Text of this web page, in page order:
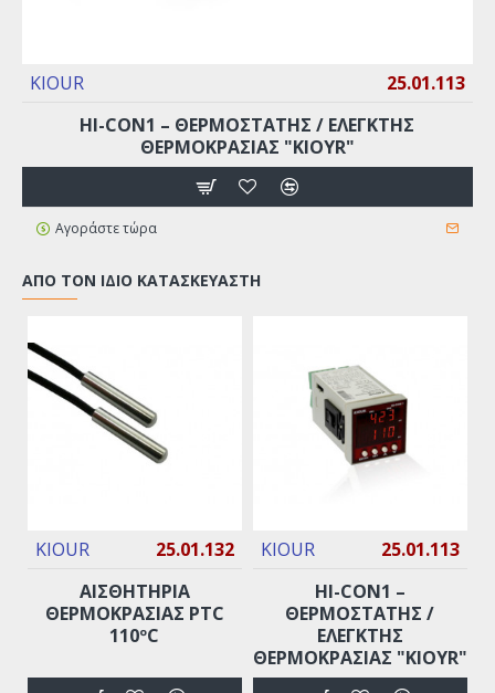
KIOUR
25.01.113
HI-CON1 – ΘΕΡΜΟΣΤΑΤΗΣ / ΕΛΕΓΚΤΗΣ
ΘΕΡΜΟΚΡΑΣΙΑΣ "ΚΙΟΥR"
Αγοράστε τώρα
ΑΠΌ ΤΟΝ ΊΔΙΟ ΚΑΤΑΣΚΕΥΑΣΤΉ
KIOUR
25.01.132
ΑΙΣΘΗΤΗΡΙΑ
ΘΕΡΜΟΚΡΑΣΙΑΣ PTC
110ºC
KIOUR
25.01.113
HI-CON1 –
ΘΕΡΜΟΣΤΑΤΗΣ /
ΕΛΕΓΚΤΗΣ
ΘΕΡΜΟΚΡΑΣΙΑΣ "ΚΙΟΥR"